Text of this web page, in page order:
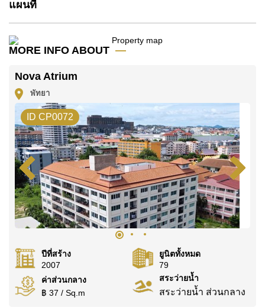
ค้นพบโอกาสในการทำให้ที่อยู่อาศัยนี้เป็นบ้านในฝันของ
คุณ!
ติดต่อ Cornerstone Real Estate โทร +6638411250
หรือ อีเมลinfo@cornerstone.co.th
WhatsApp ของสำนักงาน:
@cornerstonepattaya
แผนที่
MORE INFO ABOUT
Nova Atrium
พัทยา
ID CP0072
ปีที่สร้าง
2007
ยูนิตทั้งหมด
79
ค่าส่วนกลาง
฿ 37 / Sq.m
สระว่ายน้ำ
สระว่ายน้ำ ส่วนกลาง